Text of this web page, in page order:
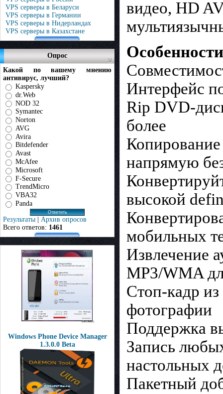
VPS серверы в Беларуси
VPS серверы в Германии
VPS серверы в Нидерландах
VPS серверы в Казахстане
Опрос
Какой по вашему мнению
антивирус, лучший?
Kaspersky
dr.Web
NOD 32
Symantec
Norton
AVG
Avira
Bitdefender
Avast
McAfee
Microsoft
F-Secure
TrendMicro
VBA32
Panda
Результаты | Архив опросов
Всего ответов: 1461
Windows Phone Device Manager
1.3.0.0 Beta
видео, HD
Интерфейс
Rip DVD-
более
напрямую
высокой
мобильных
Извлечение
MP3/WMA
Стоп-кадр
фотографии
Поддержка
Запись
настольных
Пакетный